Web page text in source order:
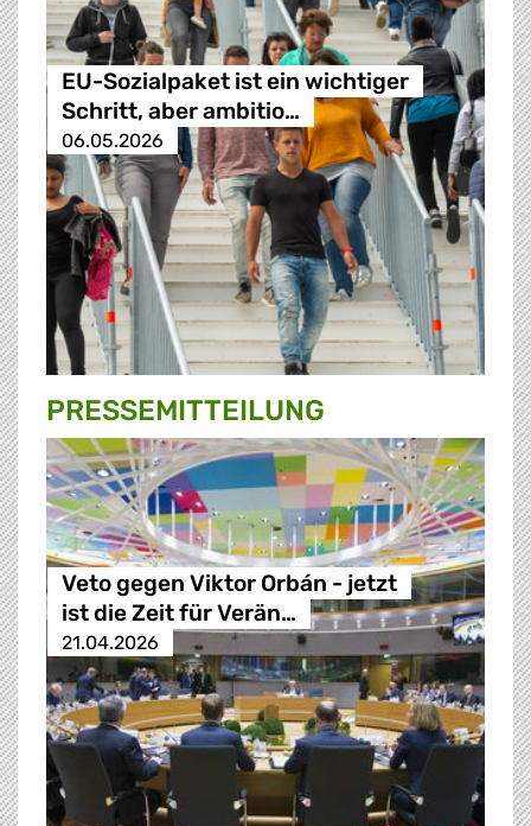
EU-Sozialpaket ist ein wichtiger
Schritt, aber ambitio…
06.05.2026
PRESSE­MITTEILUNG
Veto gegen Viktor Orbán - jetzt
ist die Zeit für Verän…
21.04.2026